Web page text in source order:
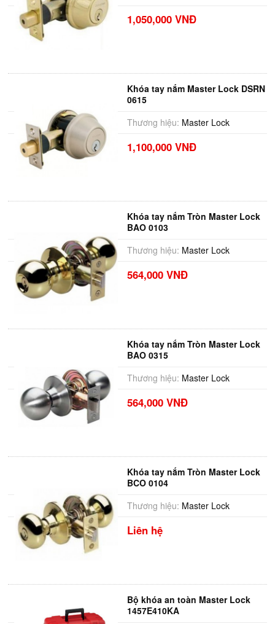
1,050,000 VNĐ
Khóa tay nắm Master Lock DSRN
0615
Thương hiệu: Master Lock
1,100,000 VNĐ
Khóa tay nắm Tròn Master Lock
BAO 0103
Thương hiệu: Master Lock
564,000 VNĐ
Khóa tay nắm Tròn Master Lock
BAO 0315
Thương hiệu: Master Lock
564,000 VNĐ
Khóa tay nắm Tròn Master Lock
BCO 0104
Thương hiệu: Master Lock
Liên hệ
Bộ khóa an toàn Master Lock
1457E410KA